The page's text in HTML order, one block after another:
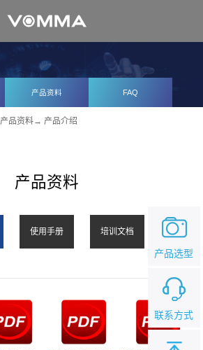
产品资料 FAQ
产品资料→ 产品介绍
产品资料
使用手册 培训文档
联系方式
产品选型